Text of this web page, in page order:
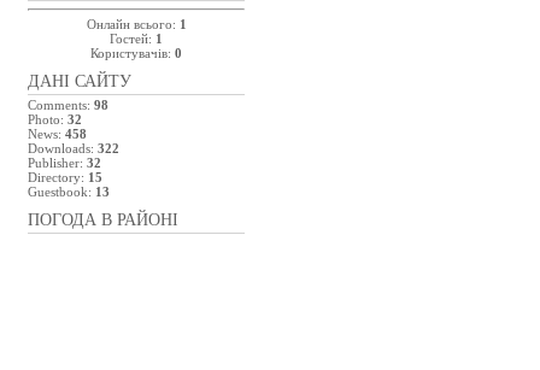
Онлайн всього: 1
Гостей: 1
Користувачів: 0
ДАНІ САЙТУ
Comments: 98
Photo: 32
News: 458
Downloads: 322
Publisher: 32
Directory: 15
Guestbook: 13
ПОГОДА В РАЙОНІ